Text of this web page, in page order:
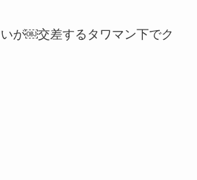
が￼交差するタワマン下でク